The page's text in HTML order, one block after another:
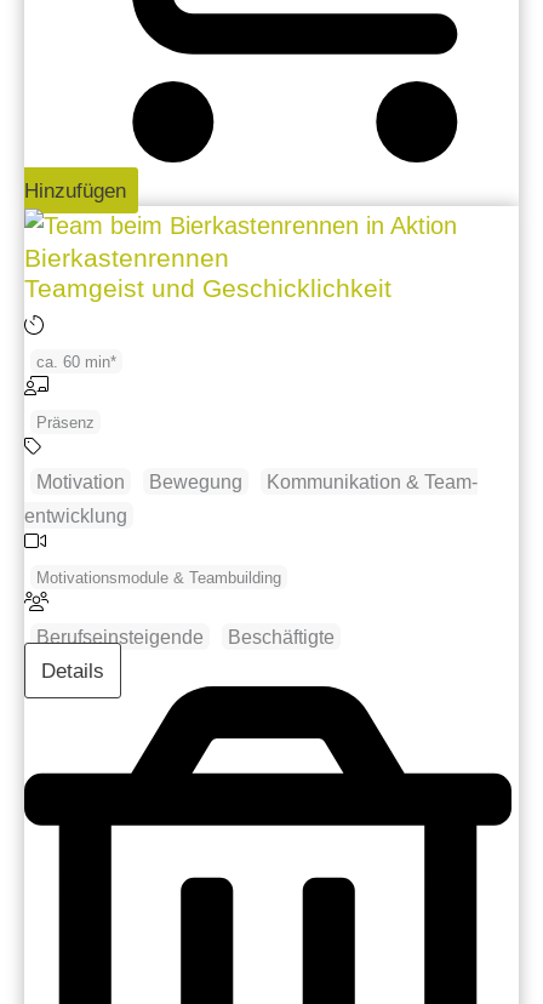
Hinzufügen
Bierkastenrennen
Teamgeist und Geschicklichkeit
ca. 60 min*
Präsenz
Motivation Bewegung
Kommunikation & Team­
entwicklung
Motivationsmodule & Teambuilding
Berufseinsteigende Beschäftigte
Details